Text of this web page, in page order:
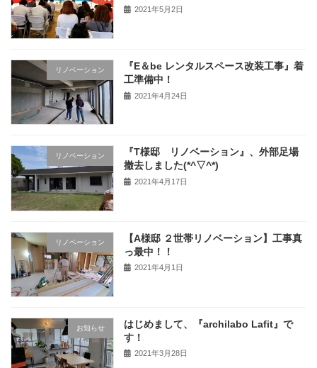
2021年5月2日
リノベーション
『E＆be レンタルスペース改装工事』着
工準備中！
2021年4月24日
リノベーション
『T様邸 リノベーション』、外部足場
撤去しました(*^▽^*)
2021年4月17日
リノベーション
【A様邸 ２世帯リノベーション】工事真
っ最中！！
2021年4月1日
お知らせ
はじめまして、『archilabo Lafit』で
す！
2021年3月28日